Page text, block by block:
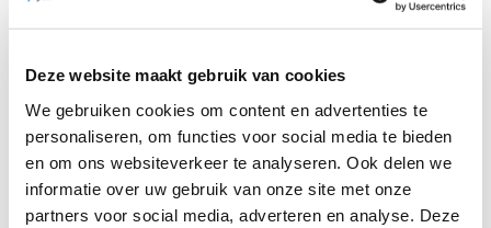
Deze website maakt gebruik van cookies
We gebruiken cookies om content en advertenties te
personaliseren, om functies voor social media te bieden
en om ons websiteverkeer te analyseren. Ook delen we
informatie over uw gebruik van onze site met onze
partners voor social media, adverteren en analyse. Deze
€179
Een awesomeextra'tje